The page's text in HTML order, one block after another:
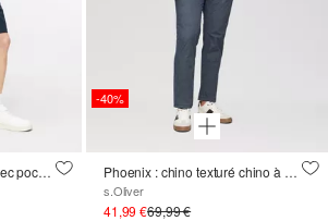
Short en jersey côtelé avec poches
-40%
Phoenix : chino texturé chino à ceinture élastique
s.Oliver
41,99 €69,99 €